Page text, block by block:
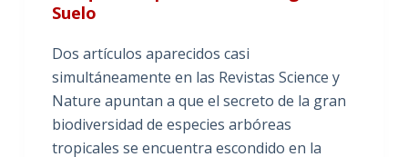
Suelo
Dos artículos aparecidos casi
simultáneamente en las Revistas Science y
Nature apuntan a que el secreto de la gran
biodiversidad de especies arbóreas
tropicales se encuentra escondido en la